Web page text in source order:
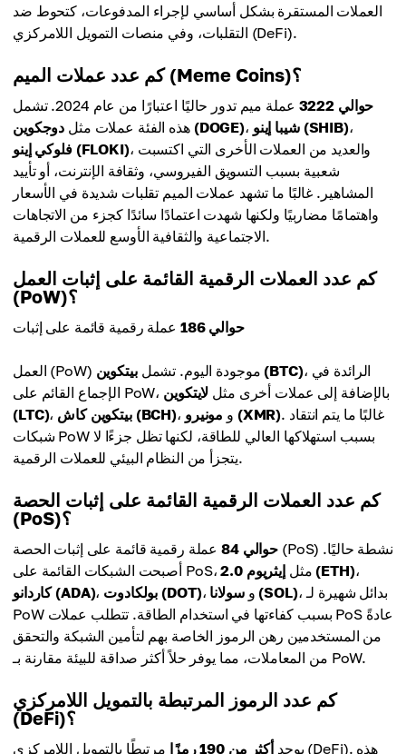
العملات المستقرة بشكل أساسي لإجراء المدفوعات، كتحوط ضد
التقلبات، وفي منصات التمويل اللامركزي (DeFi).
كم عدد عملات الميم (Meme Coins)؟
حوالي 3222
عملة ميم تدور حاليًا اعتبارًا من عام 2024. تشمل
هذه الفئة عملات مثلدوجكوين (DOGE)، شيبا إينو (SHIB)،
فلوكي إينو (FLOKI)، والعديد من العملات الأخرى التي اكتسبت
شعبية بسبب التسويق الفيروسي، وثقافة الإنترنت، أو تأييد
المشاهير. غالبًا ما تشهد عملات الميم تقلبات شديدة في الأسعار
واهتمامًا مضاربيًا ولكنها شهدت اعتمادًا سائدًا كجزء من الاتجاهات
الاجتماعية والثقافية الأوسع للعملات الرقمية.
كم عدد العملات الرقمية القائمة على إثبات العمل
(PoW)؟
حوالي 186 عملة رقمية قائمة على إثبات
العمل (PoW) موجودة اليوم. تشمل بيتكوين (BTC)، الرائدة في
الإجماع القائم على PoW، بالإضافة إلى عملات أخرى مثل لايتكوين
(LTC)، بيتكوين كاش (BCH) ، و مونيرو (XMR). غالبًا ما يتم انتقاد
شبكات PoW بسبب استهلاكها العالي للطاقة، لكنها تظل جزءًا لا
يتجزأ من النظام البيئي للعملات الرقمية.
كم عدد العملات الرقمية القائمة على إثبات الحصة
(PoS)؟
حوالي 84
عملة رقمية قائمة على إثبات الحصة (PoS) نشطة حاليًا.
أصبحت الشبكات القائمة على PoS، مثل إيثريوم 2.0 (ETH)،
كاردانو (ADA)، بولكادوت (DOT) ، و سولانا (SOL)، بدائل شهيرة لـ
PoW بسبب كفاءتها في استخدام الطاقة. تتطلب عملات PoS عادةً
من المستخدمين رهن الرموز الخاصة بهم لتأمين الشبكة والتحقق
من المعاملات، مما يوفر حلاً أكثر صداقة للبيئة مقارنة بـ PoW.
كم عدد الرموز المرتبطة بالتمويل اللامركزي
(DeFi)؟
يوجد أكثر من 190 رمزًا مرتبطًا بالتمويل اللامركزي (DeFi). هذه